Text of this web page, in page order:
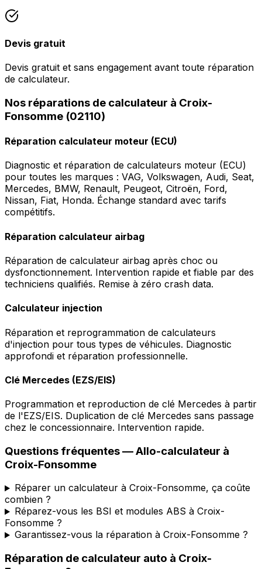
Devis gratuit
Devis gratuit et sans engagement avant toute réparation
de calculateur.
Nos réparations de calculateur à Croix-
Fonsomme (02110)
Réparation calculateur moteur (ECU)
Diagnostic et réparation de calculateurs moteur (ECU)
pour toutes les marques : VAG, Volkswagen, Audi, Seat,
Mercedes, BMW, Renault, Peugeot, Citroën, Ford,
Nissan, Fiat, Honda. Échange standard avec tarifs
compétitifs.
Réparation calculateur airbag
Réparation de calculateur airbag après choc ou
dysfonctionnement. Intervention rapide et fiable par des
techniciens qualifiés. Remise à zéro crash data.
Calculateur injection
Réparation et reprogrammation de calculateurs
d'injection pour tous types de véhicules. Diagnostic
approfondi et réparation professionnelle.
Clé Mercedes (EZS/EIS)
Programmation et reproduction de clé Mercedes à partir
de l'EZS/EIS. Duplication de clé Mercedes sans passage
chez le concessionnaire. Intervention rapide.
Questions fréquentes —Allo-calculateur à
Croix-Fonsomme
Réparer un calculateur à Croix-Fonsomme, ça coûte
combien ?
Réparez-vous les BSI et modules ABS à Croix-
Fonsomme ?
Garantissez-vous la réparation à Croix-Fonsomme ?
Réparation de calculateur auto à Croix-